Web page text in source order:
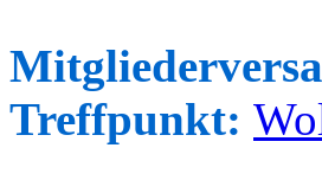
Treffpunkt: